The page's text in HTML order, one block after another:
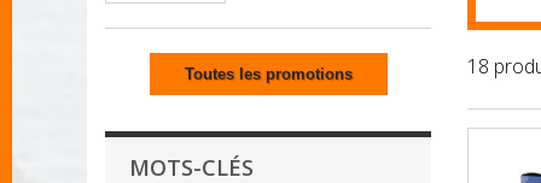
Toutes les promotions
MOTS-CLÉS
18